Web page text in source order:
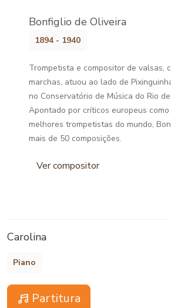
Bonfiglio de Oliveira
1894 - 1940
Trompetista e compositor de valsas,
marchas, atuou ao lado de
no Conservatório de Música do Rio de
Apontado por críticos europeus como
melhores trompetistas do mundo,
mais de 50 composições.
Ver compositor
Carolina
Piano
Partitura